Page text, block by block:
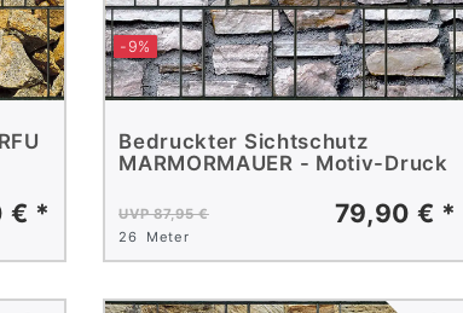
€ *
-9%
Bedruckter Sichtschutz
MARMORMAUER - Motiv-Druck
UVP 87,95 € 79,90 € *
26 Meter